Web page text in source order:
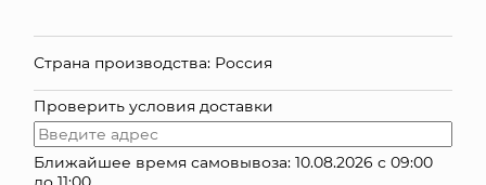
Страна производства: Россия
Проверить условия доставки
Ближайшее время самовывоза: 10.08.2026 с 09:00